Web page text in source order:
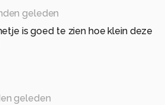
geleden
is goed te zien hoe klein deze
geleden